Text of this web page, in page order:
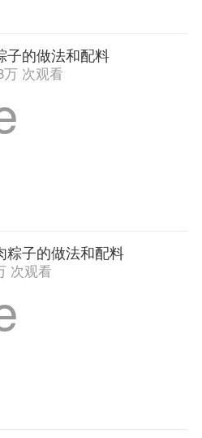
子的做法和配料
万 次观看
粽子的做法和配料
次观看